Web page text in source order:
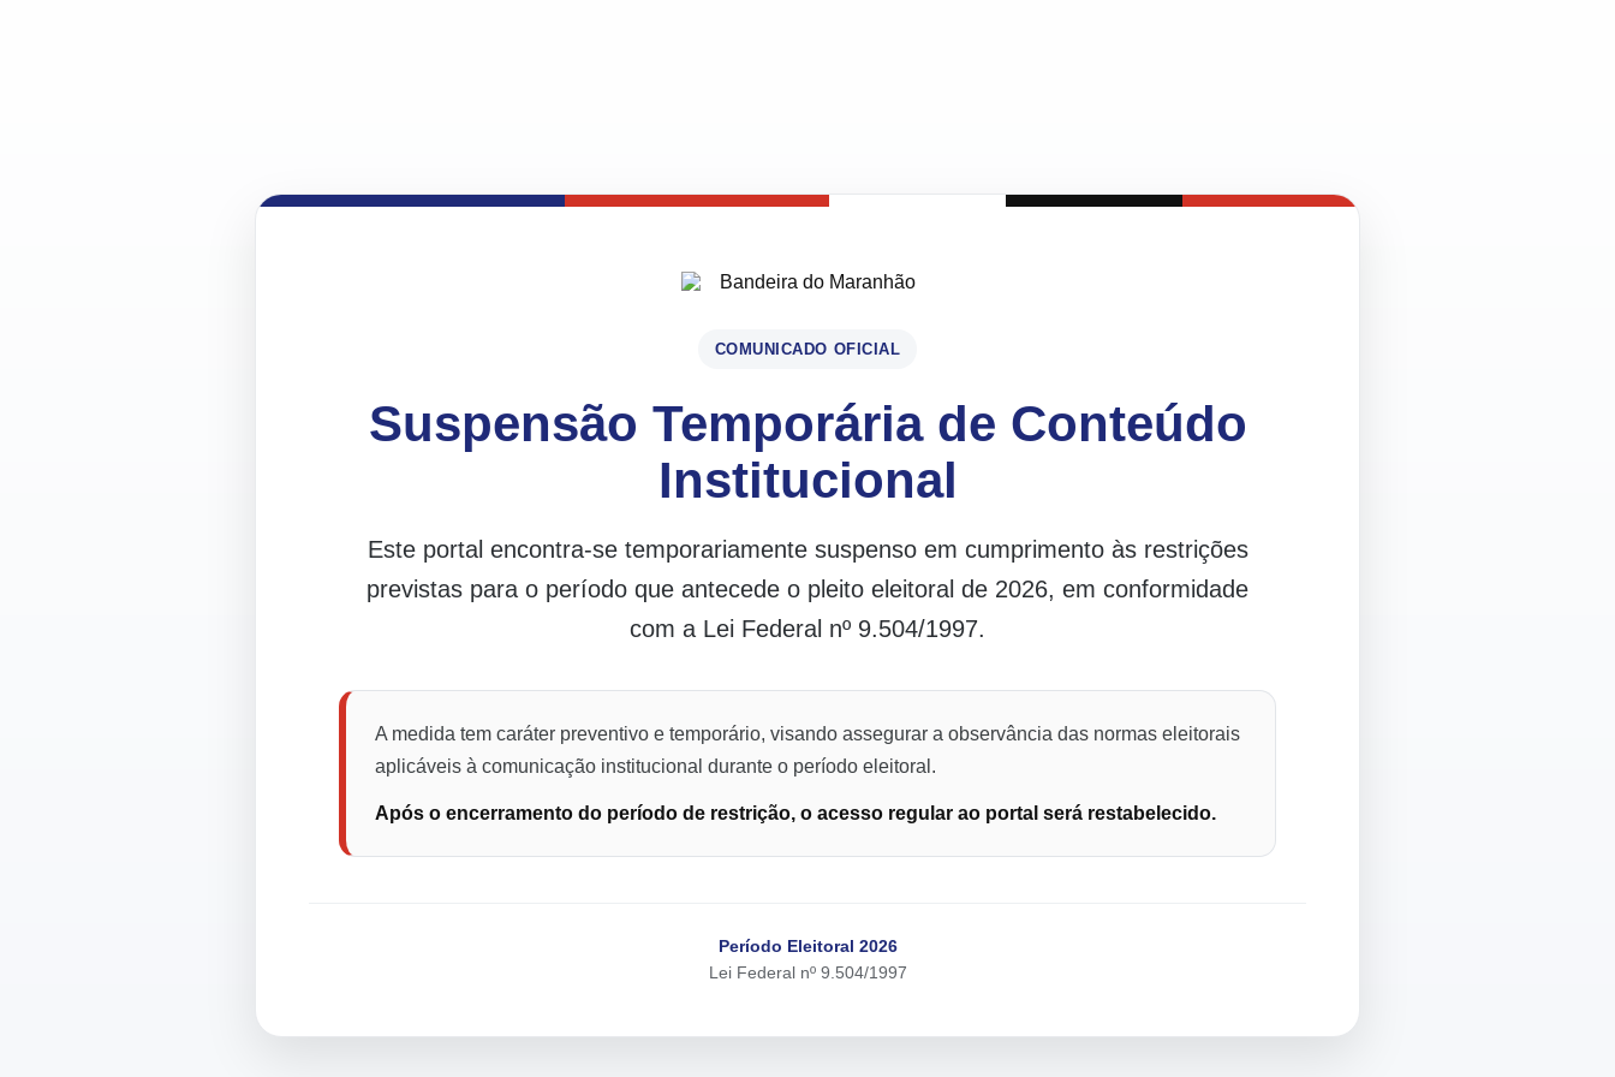
COMUNICADO OFICIAL
Suspensão Temporária de Conteúdo
Institucional
Este portal encontra-se temporariamente suspenso em cumprimento às restrições
previstas para o período que antecede o pleito eleitoral de 2026, em conformidade
com a Lei Federal nº 9.504/1997.
A medida tem caráter preventivo e temporário, visando assegurar a observância das normas eleitorais
aplicáveis à comunicação institucional durante o período eleitoral.
Após o encerramento do período de restrição, o acesso regular ao portal será restabelecido.
Período Eleitoral 2026
Lei Federal nº 9.504/1997